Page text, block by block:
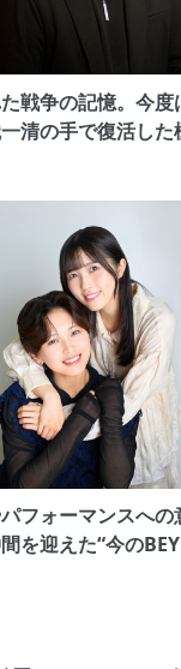
戦争の記憶。今
清の手で復活した
フォーマンスへ
を迎えた“今の